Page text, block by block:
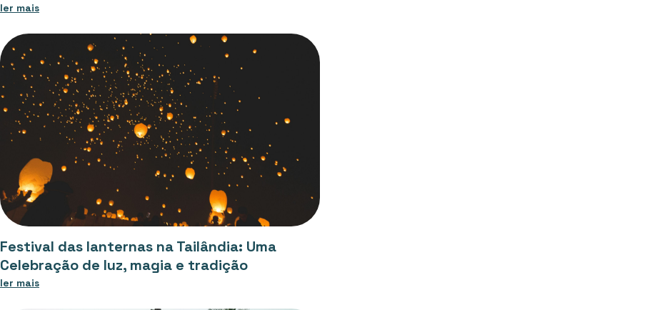
ler mais
Festival das lanternas na Tailândia: Uma
Celebração de luz, magia e tradição
ler mais